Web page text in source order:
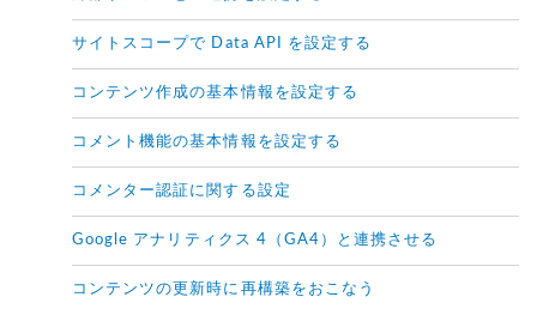
サイトスコープで Data API を設定する
コンテンツ作成の基本情報を設定する
コメント機能の基本情報を設定する
コメンター認証に関する設定
Google アナリティクス 4（GA4）と連携させる
コンテンツの更新時に再構築をおこなう